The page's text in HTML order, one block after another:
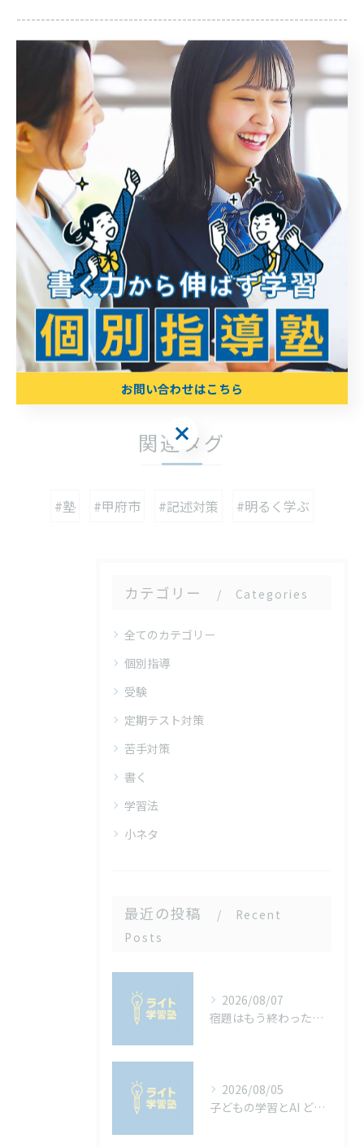
--------------------------------------------------------------------
--
ライト学習塾
住所 : 山梨県甲府市飯田４丁目１１−２２
グリーンハイツ阪本102
電話番号 : 055-225-4530
拠点の甲府市で丁寧に個別指導
--------------------------------------------------------------------
--
個別指導
< 前のページ 一覧に戻る 次のページ >
関連タグ
#塾 #甲府市 #記述対策 #明るく学ぶ
カテゴリー Categories
全てのカテゴリー
個別指導
受験
定期テスト対策
苦手対策
書く
学習法
小ネタ
最近の投稿
Recent
Posts
2026/08/07
宿題はもう終わった？山梨の中学生が知っておきたい「内申点」と夏休みの宿題の関係
2026/08/05
子どもの学習とAI どう向き合うべきか
お問い合わせはこちら
お問い合わせはこちら